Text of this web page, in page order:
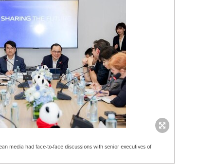
media had face-to-face discussions with senior executives of